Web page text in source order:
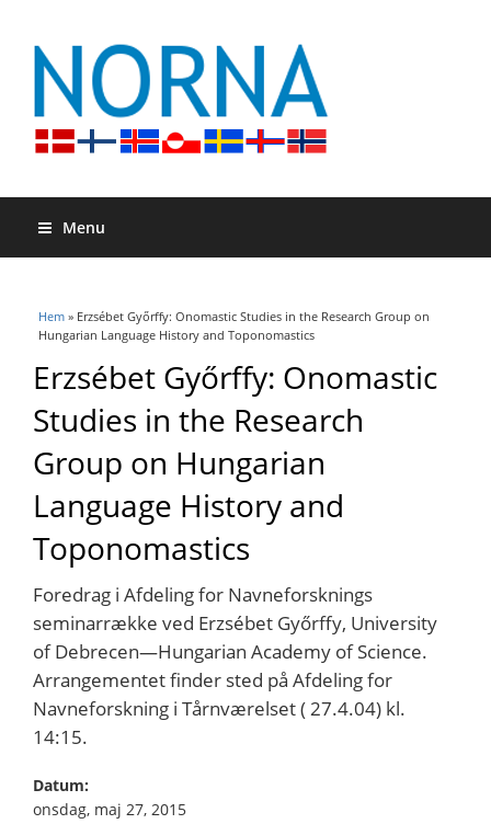
Menu
Du är här
Hem » Erzsébet Győrffy: Onomastic Studies in the Research Group on
Hungarian Language History and Toponomastics
Erzsébet Győrffy: Onomastic
Studies in the Research
Group on Hungarian
Language History and
Toponomastics
Foredrag i Afdeling for Navneforsknings
seminarrække ved Erzsébet Győrffy, University
of Debrecen—Hungarian Academy of Science.
Arrangementet finder sted på Afdeling for
Navneforskning i Tårnværelset ( 27.4.04) kl.
14:15.
Datum:
onsdag, maj 27, 2015